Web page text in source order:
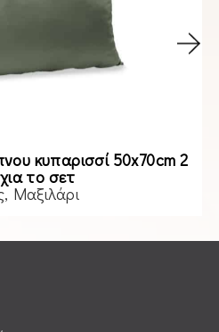
κυπαρισσί 50x70cm 2
το σετ
Μαξιλάρι